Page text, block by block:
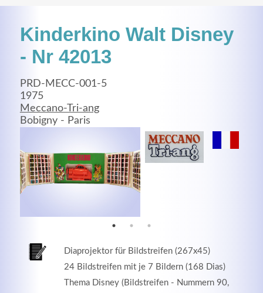
Kinderkino Walt Disney
- Nr 42013
PRD-MECC-001-5
1975
Meccano-Tri-ang
Bobigny - Paris
Diaprojektor für Bildstreifen (267x45)
24 Bildstreifen mit je 7 Bildern (168 Dias)
Thema Disney (Bildstreifen - Nummern 90,
Web Projects
Lorem ipsum dolor sit amet, consectetuer adipiscing
elit. Aenean commodo ligula eget dolor.
MEHR INFOS